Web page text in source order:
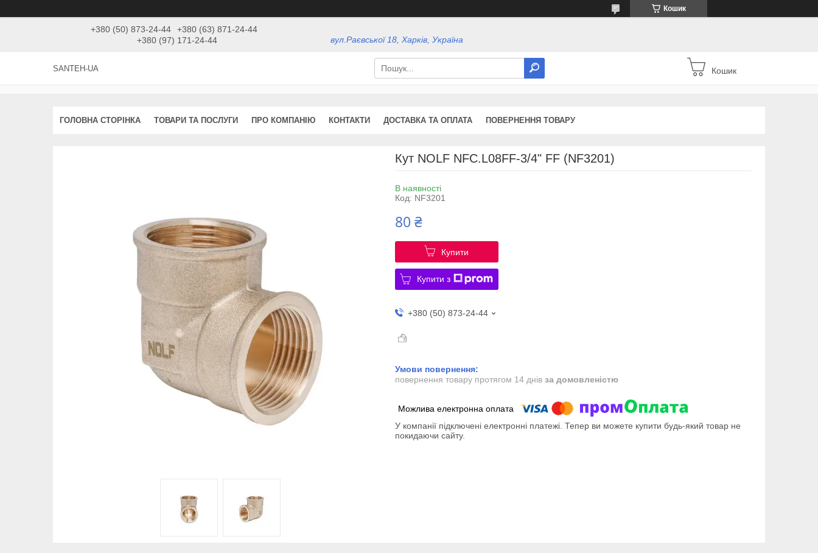
Кошик
+380 (50) 873-24-44
+380 (63) 871-24-44
+380 (97) 171-24-44
вул.Раєвської 18, Харків, Україна
SANTEH-UA Кошик
ГОЛОВНА СТОРІНКА ТОВАРИ ТА ПОСЛУГИ ПРО КОМПАНІЮ КОНТАКТИ ДОСТАВКА ТА ОПЛАТА ПОВЕРНЕННЯ ТОВАРУ
Кут NOLF NFC.L08FF-3/4" FF (NF3201)
В наявності
Код: NF3201
80 ₴
Купити
Купити з
+380 (50) 873-24-44
повернення товару протягом 14 днів за домовленістю
У компанії підключені електронні платежі. Тепер ви можете купити будь-який товар не
покидаючи сайту.